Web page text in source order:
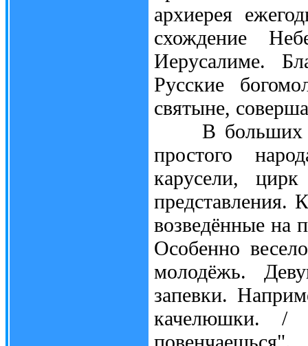
архиерея
схождение
Иерусалиме.
Русские
святыне,
В больших
простого
карусели,
представления.
возведённые на
Особенно
молодёжь.
запевки.
качелюшки. /